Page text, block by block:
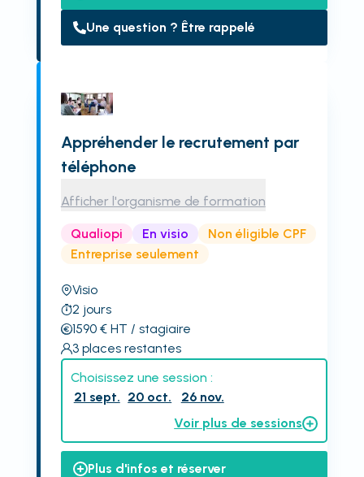
Une question ? Être rappelé
Appréhender le recrutement par
téléphone
Afficher l'organisme de formation
Qualiopi En visio
Non éligible CPF
Entreprise seulement
Visio
2 jours
1590€ HT / stagiaire
3 places restantes
Choisissez une session :
21 sept. 20 oct.
26 nov.
Voir plus de sessions
Plus d'infos et réserver